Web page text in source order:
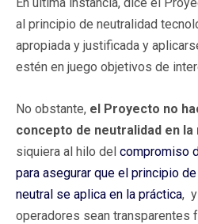
al principio de neutralidad
apropiada y justificada y
estén en juego objetivos de
No obstante, el Proyecto no
concepto de neutralidad en
siquiera al hilo del compromiso
para asegurar que el principio
neutral se aplica en la práctica, y
operadores sean transparentes